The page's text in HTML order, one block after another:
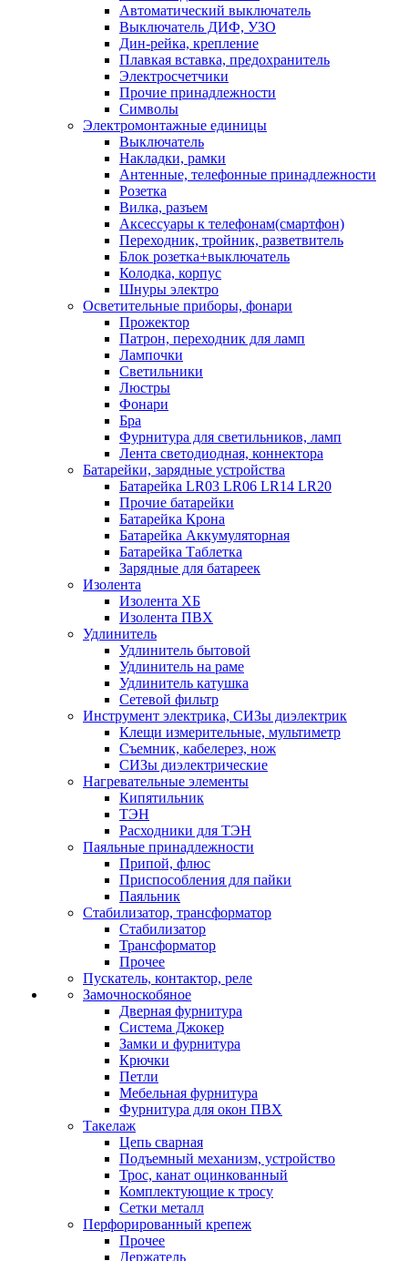
Автоматический выключатель
Выключатель ДИФ, УЗО
Дин-рейка, крепление
Плавкая вставка, предохранитель
Электросчетчики
Прочие принадлежности
Символы
Электромонтажные единицы
Выключатель
Накладки, рамки
Антенные, телефонные принадлежности
Розетка
Вилка, разъем
Аксессуары к телефонам(смартфон)
Переходник, тройник, разветвитель
Блок розетка+выключатель
Колодка, корпус
Шнуры электро
Осветительные приборы, фонари
Прожектор
Патрон, переходник для ламп
Лампочки
Светильники
Люстры
Фонари
Бра
Фурнитура для светильников, ламп
Лента светодиодная, коннектора
Батарейки, зарядные устройства
Батарейка LR03 LR06 LR14 LR20
Прочие батарейки
Батарейка Крона
Батарейка Аккумуляторная
Батарейка Таблетка
Зарядные для батареек
Изолента
Изолента ХБ
Изолента ПВХ
Удлинитель
Удлинитель бытовой
Удлинитель на раме
Удлинитель катушка
Сетевой фильтр
Инструмент электрика, СИЗы диэлектрик
Клещи измерительные, мультиметр
Съемник, кабелерез, нож
СИЗы диэлектрические
Нагревательные элементы
Кипятильник
ТЭН
Расходники для ТЭН
Паяльные принадлежности
Припой, флюс
Приспособления для пайки
Паяльник
Стабилизатор, трансформатор
Стабилизатор
Трансформатор
Прочее
Пускатель, контактор, реле
Замочноскобяное
Дверная фурнитура
Система Джокер
Замки и фурнитура
Крючки
Петли
Мебельная фурнитура
Фурнитура для окон ПВХ
Такелаж
Цепь сварная
Подъемный механизм, устройство
Трос, канат оцинкованный
Комплектующие к тросу
Сетки металл
Перфорированный крепеж
Прочее
Держатель